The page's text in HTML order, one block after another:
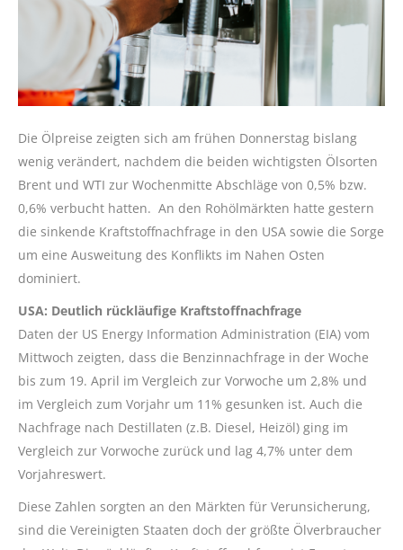
Die Ölpreise zeigten sich am frühen Donnerstag bislang
wenig verändert, nachdem die beiden wichtigsten Ölsorten
Brent und WTI zur Wochenmitte Abschläge von 0,5% bzw.
0,6% verbucht hatten. An den Rohölmärkten hatte gestern
die sinkende Kraftstoffnachfrage in den USA sowie die Sorge
um eine Ausweitung des Konflikts im Nahen Osten
dominiert.
USA: Deutlich rückläufige Kraftstoffnachfrage
Daten der US Energy Information Administration (EIA) vom
Mittwoch zeigten, dass die Benzinnachfrage in der Woche
bis zum 19. April im Vergleich zur Vorwoche um 2,8% und
im Vergleich zum Vorjahr um 11% gesunken ist. Auch die
Nachfrage nach Destillaten (z.B. Diesel, Heizöl) ging im
Vergleich zur Vorwoche zurück und lag 4,7% unter dem
Vorjahreswert.
Diese Zahlen sorgten an den Märkten für Verunsicherung,
sind die Vereinigten Staaten doch der größte Ölverbraucher